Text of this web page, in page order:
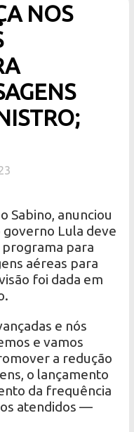
NOS
Sabino, anunciou
Lula deve
programa para
aéreas para
foi dada em
e nós
e vamos
a redução
o lançamento
da frequência
atendidos —